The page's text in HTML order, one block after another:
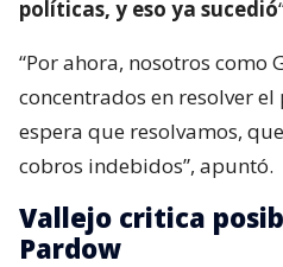
políticas, y eso ya sucedió
“Por ahora, nosotros como
concentrados en resolver
espera que resolvamos,
cobros indebidos”, apuntó.
Vallejo critica
Pardow